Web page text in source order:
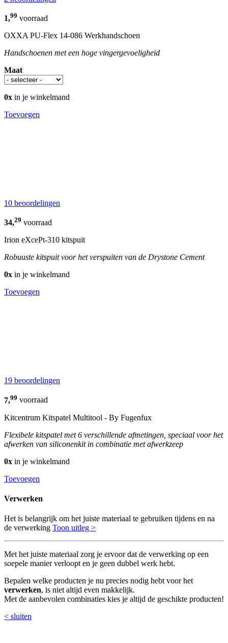
1,99 voorraad
OXXA PU-Flex 14-086 Werkhandschoen
Handschoenen met een hoge vingergevoeligheid
Maat
0x in je winkelmand
Toevoegen
10 beoordelingen
34,29 voorraad
Irion eXcePt-310 kitspuit
Robuuste kitspuit voor het verspuiten van de Drystone Cement
0x in je winkelmand
Toevoegen
19 beoordelingen
7,99 voorraad
Kitcentrum Kitspatel Multitool - By Fugenfux
Flexibele kitspatel met 6 verschillende afmetingen, speciaal voor het
afwerken van siliconenkit in combinatie met afwerkzeep
0x in je winkelmand
Toevoegen
Verwerken
Het is belangrijk om het juiste materiaal te gebruiken tijdens en na
de verwerking Toon uitleg >
Met het juiste materiaal zorg je ervoor dat de verwerking op een
soepele manier verloopt en je geen dubbel werk hebt.
Bepalen welke producten je nu precies nodig hebt voor het
verwerken, is niet altijd even makkelijk.
Met de aanbevolen combinaties kies je altijd de geschikte producten!
< sluiten